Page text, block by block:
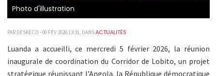
Photo d'illustration
PAR DESKECO - 06 FÉV 2026 13:31, DANSACTUALITÉS
Luanda a accueilli, ce mercredi 5 février 2026, la réunion
inaugurale de coordination du Corridor de Lobito, un projet
stratégique réunissant l’Angola, la République démocratique